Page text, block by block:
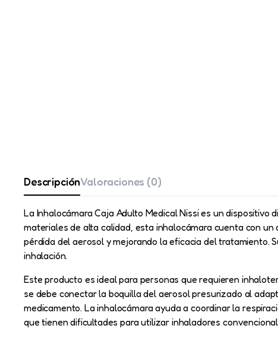
DescripciónValoraciones (0)
La Inhalocámara Caja Adulto Medical Nissi es un
materiales de alta calidad, esta inhalocámara cuenta con
pérdida del aerosol y mejorando la eficacia del tratamiento.
inhalación.
Este producto es ideal para personas que requieren
se debe conectar la boquilla del aerosol presurizado al
medicamento. La inhalocámara ayuda a coordinar la
que tienen dificultades para utilizar inhaladores